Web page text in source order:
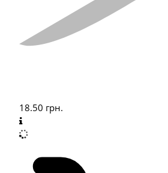
18.50 грн.